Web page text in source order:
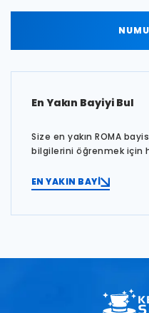
En Yakın Bayiyi Bul
Size en yakın ROMA
bilgilerini öğrenmek için
EN YAKIN BAYİ